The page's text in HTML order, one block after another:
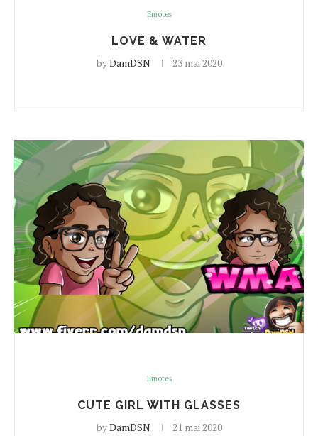
Emotes
LOVE & WATER
byDamDSN 23 mai 2020
Emotes
CUTE GIRL WITH GLASSES
byDamDSN 21 mai 2020